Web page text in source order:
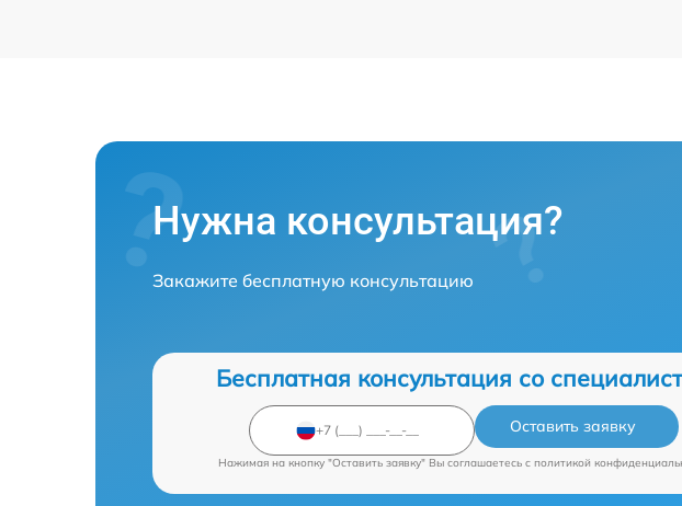
Нужна консультация?
Закажите бесплатную консультацию
Бесплатная консультация со
Оставить заявку
Нажимая на кнопку "Оставить заявку" Вы соглашаетесь c политикой